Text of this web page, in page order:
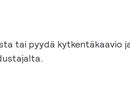
tai pyydä kytkentäkaavio